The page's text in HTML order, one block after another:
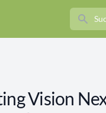
Search
Vision